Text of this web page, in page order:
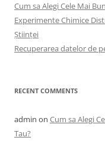
Cum sa Alegi Cele Mai
Experimente Chimice
Științei
Recuperarea datelor de
RECENT COMMENTS
admin on Cum sa Alegi
Tau?